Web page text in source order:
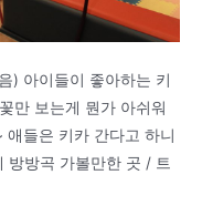
) 아이들이 좋아하는 키
만 보는게 뭔가 아쉬워
들은 키카 간다고 하니
방방곡 가볼만한 곳 / 트